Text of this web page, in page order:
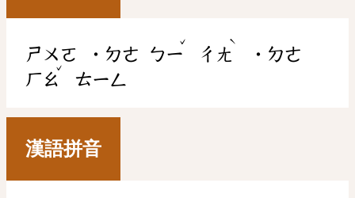
ㄕㄨㄛ ˙ㄉㄜ ㄅㄧ
ˇ
ㄔㄤ
ˋ
˙ㄉㄜ
ㄏㄠ
ˇ
ㄊㄧㄥ
漢語拼音